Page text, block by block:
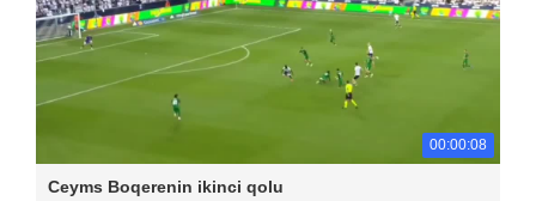
00:00:08
Ceyms Boqerenin ikinci qolu